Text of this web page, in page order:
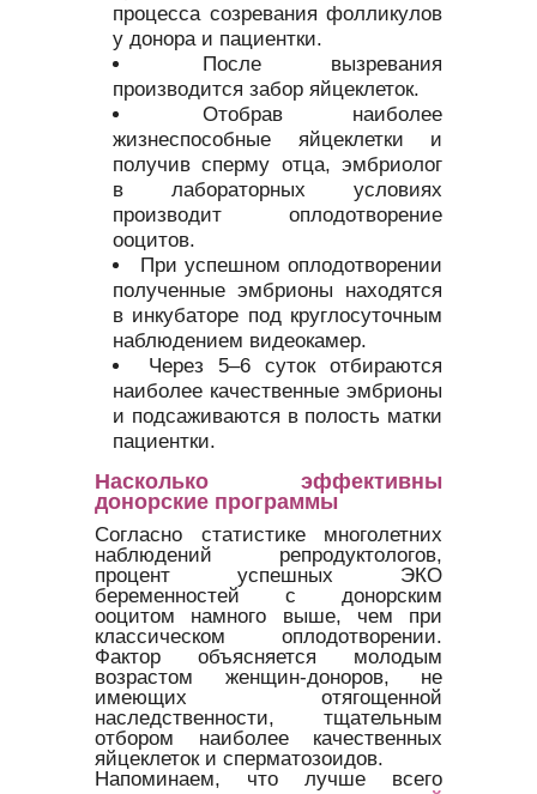
процесса созревания фолликулов
у донора и пациентки.
После вызревания
производится забор яйцеклеток.
Отобрав наиболее
жизнеспособные яйцеклетки и
получив сперму отца, эмбриолог
в лабораторных условиях
производит оплодотворение
ооцитов.
При успешном оплодотворении
полученные эмбрионы находятся
в инкубаторе под круглосуточным
наблюдением видеокамер.
Через 5–6 суток отбираются
наиболее качественные эмбрионы
и подсаживаются в полость матки
пациентки.
Насколько эффективны
донорские программы
Согласно статистике многолетних
наблюдений репродуктологов,
процент успешных ЭКО
беременностей с донорским
ооцитом намного выше, чем при
классическом оплодотворении.
Фактор объясняется молодым
возрастом женщин-доноров, не
имеющих отягощенной
наследственности, тщательным
отбором наиболее качественных
яйцеклеток и сперматозоидов.
Напоминаем, что лучше всего